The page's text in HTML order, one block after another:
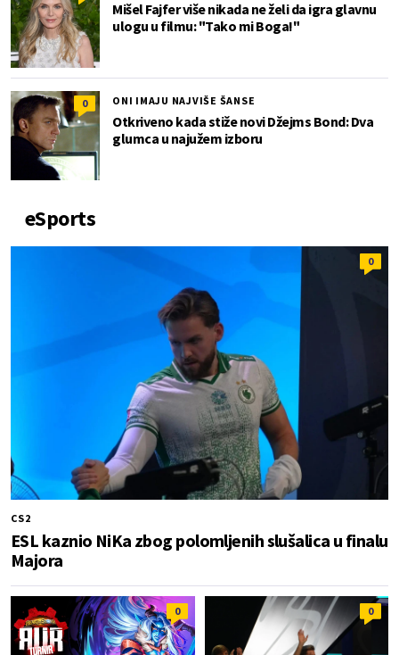
Mišel Fajfer više nikada ne želi da igra glavnu
ulogu u filmu: "Tako mi Boga!"
0 ONI IMAJU NAJVIŠE ŠANSE
Otkriveno kada stiže novi Džejms Bond: Dva
glumca u najužem izboru
eSports
0
CS2
ESL kaznio NiKa zbog polomljenih slušalica u finalu
Majora
0 0